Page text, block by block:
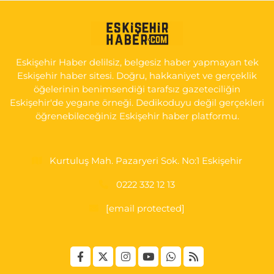
GÜLTEPE MAH. HALK CAD. NO:107 C
Bizim Eczanesi
EMEK MAH. ERTAŞ CAD.NO:12 A Küçük Sanayi girişi Tarım
Kredi Koop. Market yanı
Eskişehir Haber delilsiz, belgesiz haber yapmayan tek
Eskişehir haber sitesi. Doğru, hakkaniyet ve gerçeklik
öğelerinin benimsendiği tarafsız gazeteciliğin
Eskişehir'de yegane örneği. Dedikoduyu değil gerçekleri
öğrenebileceğiniz Eskişehir haber platformu.
Kurtuluş Mah. Pazaryeri Sok. No:1 Eskişehir
0222 332 12 13
[email protected]